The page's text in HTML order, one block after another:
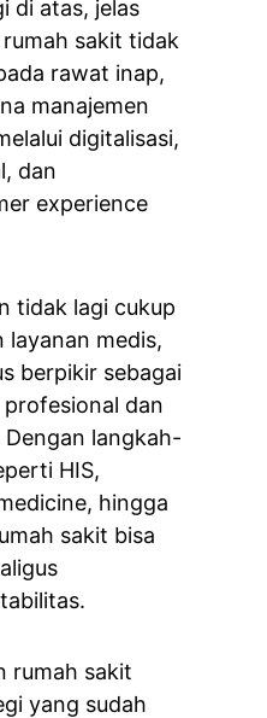
di atas, jelas
sakit tidak
rawat inap,
manajemen
digitalisasi,
dan
experience
tidak lagi cukup
layanan medis,
berpikir sebagai
dan
langkah-
HIS,
hingga
sakit bisa
rumah sakit
yang sudah